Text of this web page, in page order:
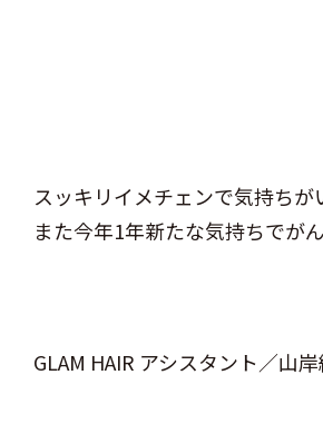
スッキリイメチェンで気持ちが
また今年1年新たな気持ちでが
GLAM HAIR アシスタント／山